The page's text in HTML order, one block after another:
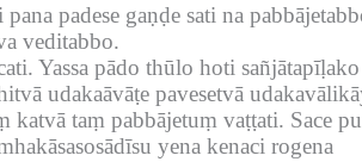
padese gaṇḍe sati na
veditabbo.
Yassa pādo thūlo hoti sañjātapīḷako
udakaāvāṭe pavesetvā
katvā taṃ pabbājetuṃ vaṭṭati. Sace
yena kenaci rogena